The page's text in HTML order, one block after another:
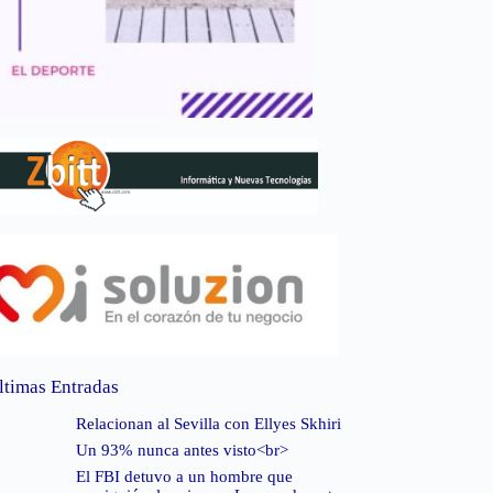
Entradas
Relacionan al Sevilla con Ellyes Skhiri
Un 93% nunca antes visto<br>
El FBI detuvo a un hombre que